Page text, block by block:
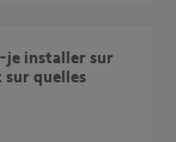
sur quelles